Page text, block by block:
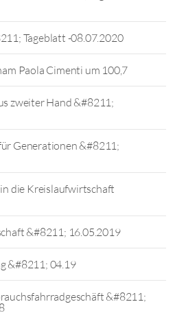
Tageblatt -08.07.2020
Paola Cimenti um 100,7
zweiter Hand &#8211;
Generationen &#8211;
die Kreislaufwirtschaft
&#8211; 16.05.2019
&#8211; 04.19
&#8211;